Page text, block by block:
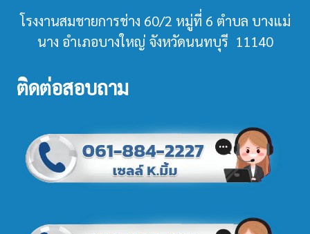
โรงงานสมชายการช่าง 60/2 หมู่ที่ 6 ตำบล บางแม่
นาง อำเภอบางใหญ่ จังหวัดนนทบุรี 11140
ติดต่อสอบถาม